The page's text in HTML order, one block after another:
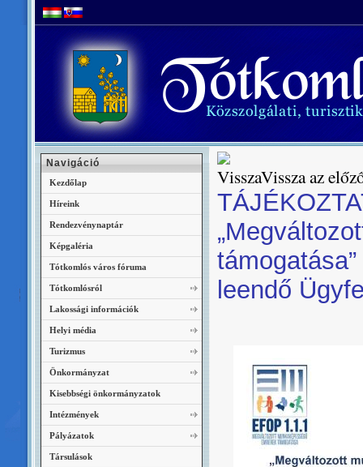
Vissza az
leendő
Navigáció
Kezdőlap
Híreink
Rendezvénynaptár
Képgaléria
Tótkomlós város fóruma
Tótkomlósról
Lakossági információk
Helyi média
Turizmus
Önkormányzat
Kisebbségi önkormányzatok
Intézmények
Pályázatok
Társulások